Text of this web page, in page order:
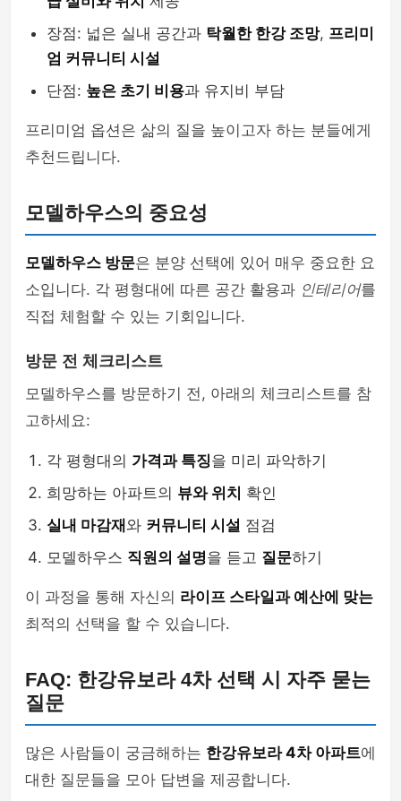
장점: 넓은 실내 공간과 탁월한 한강 조망, 프리미
엄 커뮤니티 시설
단점: 높은 초기 비용과 유지비 부담
프리미엄 옵션은 삶의 질을 높이고자 하는 분들에게
추천드립니다.
모델하우스의 중요성
모델하우스 방문은 분양 선택에 있어 매우 중요한 요
소입니다. 각 평형대에 따른 공간 활용과 인테리어를
직접 체험할 수 있는 기회입니다.
방문 전 체크리스트
모델하우스를 방문하기 전, 아래의 체크리스트를 참
고하세요:
각 평형대의 가격과 특징을 미리 파악하기
희망하는 아파트의 뷰와 위치 확인
실내 마감재 와 커뮤니티 시설 점검
모델하우스 직원의 설명을 듣고 질문하기
이 과정을 통해 자신의 라이프 스타일과 예산에 맞는
최적의 선택을 할 수 있습니다.
FAQ: 한강유보라 4차 선택 시 자주 묻는
질문
많은 사람들이 궁금해하는 한강유보라 4차 아파트에
대한 질문들을 모아 답변을 제공합니다.